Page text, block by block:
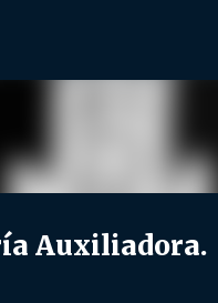
Auxiliadora.